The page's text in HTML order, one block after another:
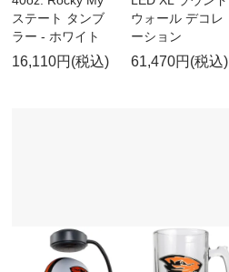
ステート タンブ
ラー - ホワイト
16,110円(税込)
ウォール デコレ
ーション
61,470円(税込)